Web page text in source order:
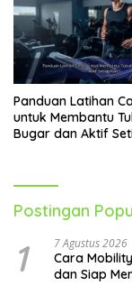
Panduan Latihan
untuk Membantu
Bugar dan Aktif
Postingan
1 7 Agustus 2026
Cara
dan Siap